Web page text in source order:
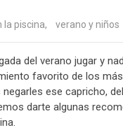
la piscina, verano y niños
del verano jugar y
favorito de los
ese capricho,
darte algunas